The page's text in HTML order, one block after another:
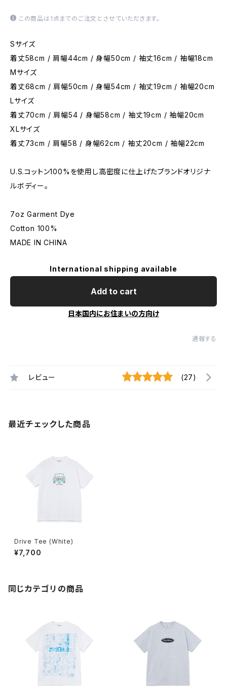
この商品は1点までのご注文とさせていただきます。
Sサイズ
着丈58cm / 肩幅44cm / 身幅50cm / 袖丈16cm / 袖幅18cm
Mサイズ
着丈68cm / 肩幅50cm / 身幅54cm / 袖丈19cm / 袖幅20cm
Lサイズ
着丈70cm / 肩幅54 / 身幅58cm / 袖丈19cm / 袖幅20cm
XLサイズ
着丈73cm / 肩幅58 / 身幅62cm / 袖丈20cm / 袖幅22cm
U.S.コットン100%を使用し高密度に仕上げたブランドオリジナ
ルボディー。
7oz Garment Dye
Cotton 100%
MADE IN CHINA
International shipping available
Add to cart
日本国内にお住まいの方向け
通報する
レビュー (27)
最近チェックした商品
Drive Tee (White)
¥7,700
同じカテゴリの商品